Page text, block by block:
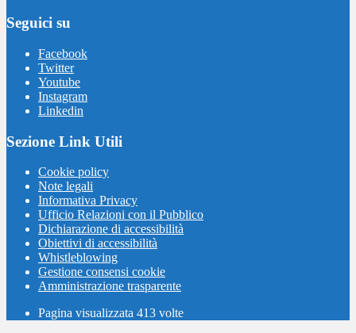
Seguici su
Facebook
Twitter
Youtube
Instagram
Linkedin
Sezione Link Utili
Cookie policy
Note legali
Informativa Privacy
Ufficio Relazioni con il Pubblico
Dichiarazione di accessibilità
Obiettivi di accessibilità
Whistleblowing
Gestione consensi cookie
Amministrazione trasparente
Pagina visualizzata 413 volte